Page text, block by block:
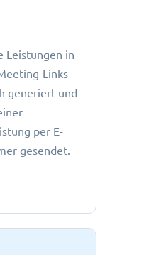
Leistungen in
Links
generiert und
per E-
gesendet.